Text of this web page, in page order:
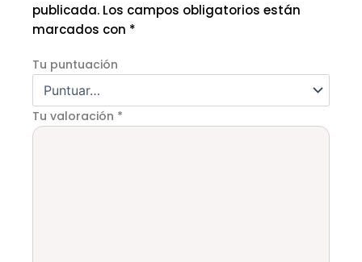
publicada. Los campos obligatorios están
marcados con *
Tu puntuación
Tu valoración *